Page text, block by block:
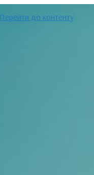
Перейти до контенту